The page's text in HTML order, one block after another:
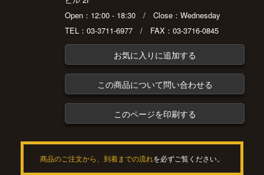
Open：12:00 - 18:30 / Close：Wednesday
TEL：03-3711-6977 / FAX：03-3716-0845
お気に入りに追加する
この商品について問い合わせる
このページを印刷する
商品のご注文から、到着までの流れを必ずご覧ください。